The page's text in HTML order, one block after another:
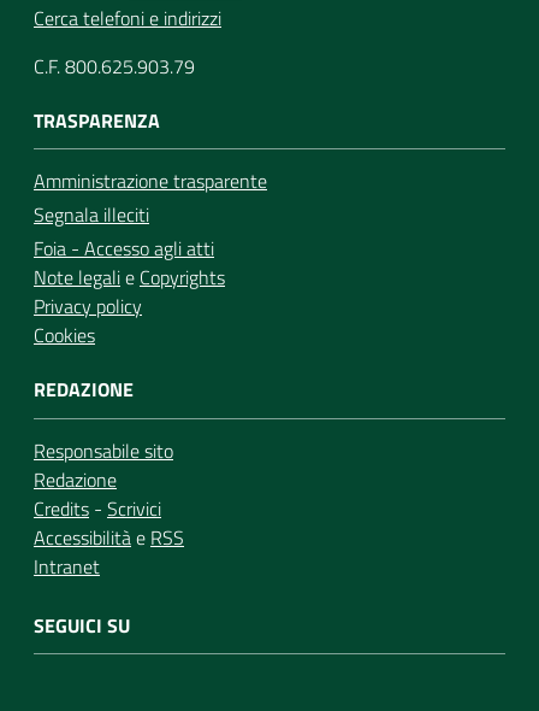
Cerca telefoni e indirizzi
C.F. 800.625.903.79
TRASPARENZA
Amministrazione trasparente
Segnala illeciti
Foia - Accesso agli atti
Note legalie Copyrights
Privacy policy
Cookies
REDAZIONE
Responsabile sito
Redazione
Credits - Scrivici
Accessibilitàe RSS
Intranet
SEGUICI SU